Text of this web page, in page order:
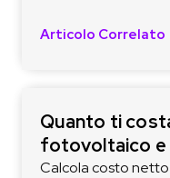
Articolo Correlato
Quanto ti
fotovoltaico e
Calcola costo netto